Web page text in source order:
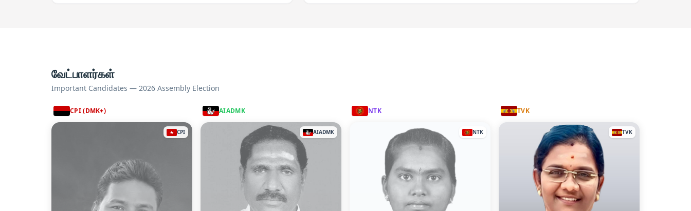
வேட்பாளர்கள்
Important Candidates — 2026 Assembly Election
CPI (DMK+)
CPI
AIADMK
AIADMK
NTK
NTK
TVK
TVK